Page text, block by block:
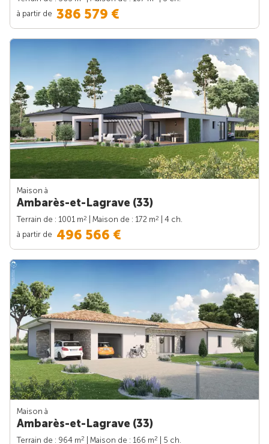
à partir de 386 579 €
Maison à
Ambarès-et-Lagrave (33)
Terrain de : 1001 m2 | Maison de : 172 m2
| 4 ch.
à partir de 496 566 €
Maison à
Ambarès-et-Lagrave (33)
Terrain de : 964 m2 | Maison de : 166 m2 | 5 ch.